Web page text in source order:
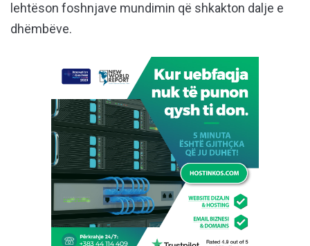
lehtëson foshnjave mundimin që shkakton dalje e
dhëmbëve.